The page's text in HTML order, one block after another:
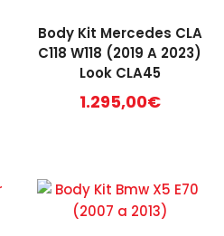
Body Kit Mercedes CLA
C118 W118 (2019 A 2023)
Look CLA45
1.295,00€